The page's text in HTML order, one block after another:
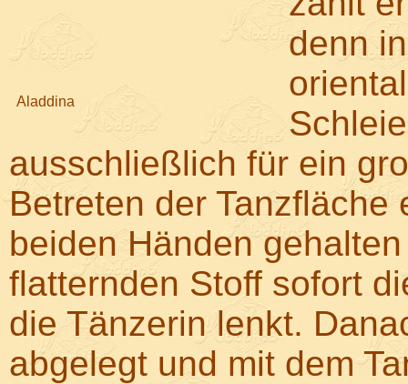
Aladdina
denn
ausschließlich für ein
Betreten der Tanzfläche
beiden Händen
flatternden Stoff sofort
die Tänzerin lenkt.
abgelegt und mit dem